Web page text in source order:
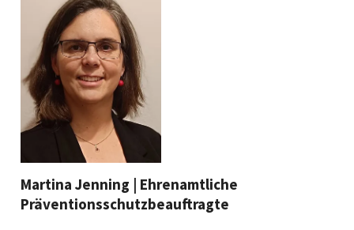
Martina Jenning | Ehrenamtliche
Präventionsschutzbeauftragte